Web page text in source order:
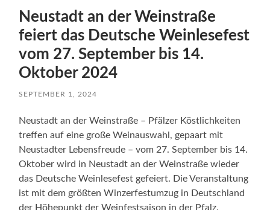
Neustadt an der Weinstraße
feiert das Deutsche Weinlesefest
vom 27. September bis 14.
Oktober 2024
SEPTEMBER 1, 2024
Neustadt an der Weinstraße – Pfälzer Köstlichkeiten
treffen auf eine große Weinauswahl, gepaart mit
Neustadter Lebensfreude – vom 27. September bis 14.
Oktober wird in Neustadt an der Weinstraße wieder
das Deutsche Weinlesefest gefeiert. Die Veranstaltung
ist mit dem größten Winzerfestumzug in Deutschland
der Höhepunkt der Weinfestsaison in der Pfalz.